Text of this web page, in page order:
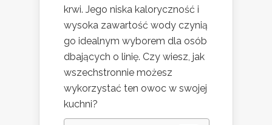
krwi. Jego niska kaloryczność i
wysoka zawartość wody czynią
go idealnym wyborem dla osób
dbających o linię. Czy wiesz, jak
wszechstronnie możesz
wykorzystać ten owoc w swojej
kuchni?